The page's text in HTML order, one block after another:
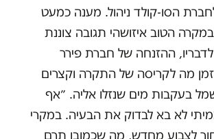
הסו-קולד ניהול. מענה כמעט
הטוב איזושהי תגובה צוננת
ההזנחה של חברת פירר
מה לקריסה של התקרה וקצרים
בעקבות מים שנזלו אליה. ״אף
לא בא לבדוק את הבעיה. במקרי
לצבוע מחדש, מה שכמובן תרם